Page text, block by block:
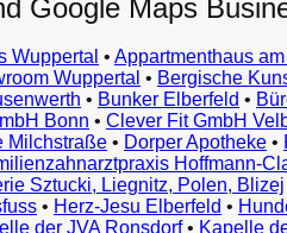
Google Maps
Wuppertal • Appartmenthaus
Wuppertal • Bergische
• Bunker Elberfeld •
Bonn • Clever Fit GmbH
Milchstraße • Dorper Apotheke •
Hoffmann-
Sztucki, Liegnitz, Polen, Blizej
• Herz-Jesu Elberfeld •
der JVA Ronsdorf• Kapelle